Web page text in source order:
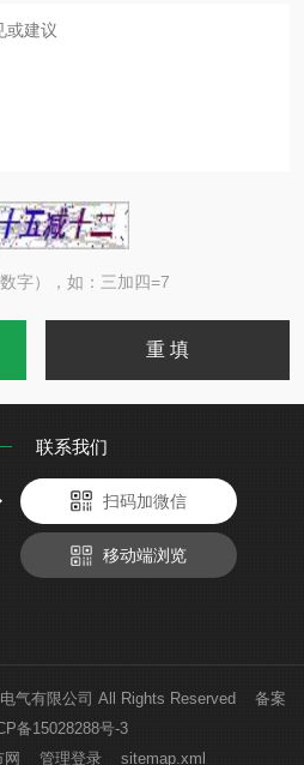
字），如：三加四=7
联系我们
扫码加微信
移动端浏览
气有限公司 All Rights Reserved 备案
备15028288号-3
网 管理登录 sitemap.xml